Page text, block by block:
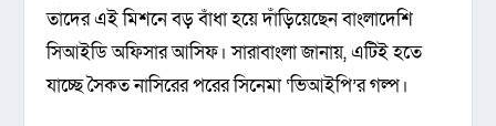
তাদের এই মিশনে বড় বাঁধা হয়ে দাঁড়িয়েছেন বাংলাদেশি
সিআইডি অফিসার আসিফ। সারাবাংলা জানায়, এটিই হতে
যাচ্ছে সৈকত নাসিরের পরের সিনেমা ‘ভিআইপি’র গল্প।